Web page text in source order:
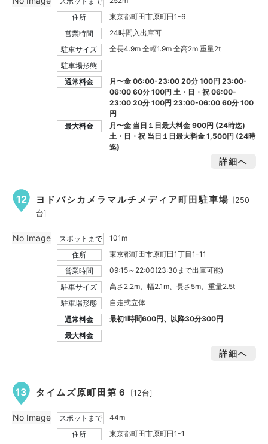
住所
東京都町田市原町田1-6
営業時間
24時間入出庫可
駐車サイズ
全長4.9m 全幅1.9m 全高2m 重量2t
駐車場形態
通常料金
月〜金 06:00-23:00 20分 100円 23:00-
06:00 60分 100円 土・日・祝 06:00-
23:00 20分 100円 23:00-06:00 60分 100
円
最大料金
月〜金 当日１日最大料金900円 (24時迄)
土・日・祝 当日１日最大料金1,500円 (24時
迄)
詳細へ
12 ヨドバシカメラマルチメディア町田駐車場 [250
台]
スポットまで
101m
住所
東京都町田市原町田1丁目1-11
営業時間
09:15～22:00(23:30まで出庫可能)
駐車サイズ
高さ2.2m、幅2.1m、長さ5m、重量2.5t
駐車場形態
自走式立体
通常料金
最初1時間600円、以降30分300円
最大料金
詳細へ
No Image
13 タイムズ原町田第６ [12台]
スポットまで
44m
住所
東京都町田市原町田1-1
No Image